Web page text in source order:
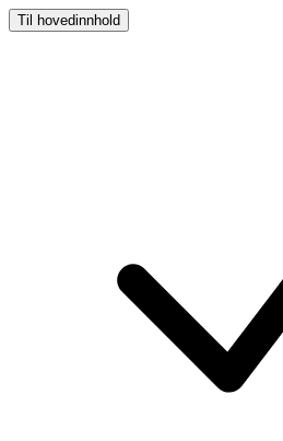
Til hovedinnhold